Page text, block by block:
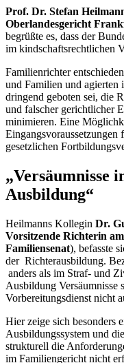
Prof. Dr. Stefan
Oberlandesgericht
begrüßte es, dass der
im kindschaftsrechtlichen
Familienrichter
und Familien und agierten
dringend geboten sei, die
und falscher gerichtlicher
minimieren. Eine
gesetzlichen
„Versäumnisse
Ausbildung“
Heilmanns Kollegin Dr.
Vorsitzende Richterin
Familiensenat), befasste
der Richterausbildung.
anders als im Straf- und
Ausbildung Versäumnisse
Vorbereitungsdienst nicht
Hier zeige sich besonders
Ausbildungssystem und
strukturell die
im Familiengericht nicht